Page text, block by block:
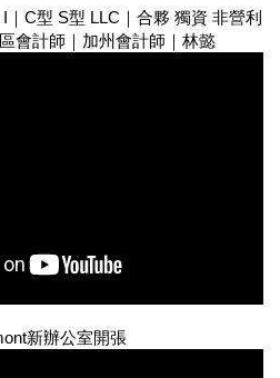
C型 S型 LLC｜合夥 獨資 非營利
會計師｜加州會計師｜林懿
新辦公室開張